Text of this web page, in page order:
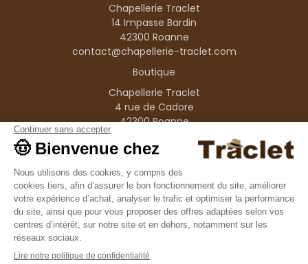
Chapellerie Traclet
14 Impasse Bardin
42300 Roanne
contact@chapellerie-traclet.com
Boutique
Chapellerie Traclet
4 rue de Cadore
42300 Roanne
Produits
Nos marques
Informations